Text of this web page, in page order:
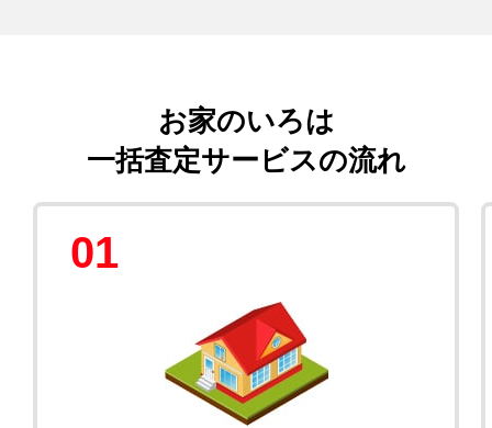
お家のいろは
一括査定サービスの流れ
01